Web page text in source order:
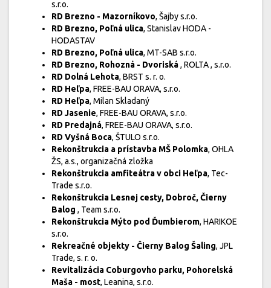
s.r.o.
RD Brezno - Mazorníkovo, Šajby s.r.o.
RD Brezno, Poľná ulica, Stanislav HODA -
HODASTAV
RD Brezno, Poľná ulica, MT-SAB s.r.o.
RD Brezno, Rohozná - Dvoriská, ROLTA , s.r.o.
RD Dolná Lehota, BRST s. r. o.
RD Heľpa, FREE-BAU ORAVA, s.r.o.
RD Heľpa, Milan Skladaný
RD Jasenie, FREE-BAU ORAVA, s.r.o.
RD Predajná, FREE-BAU ORAVA, s.r.o.
RD Vyšná Boca, ŠTULO s.r.o.
Rekonštrukcia a prístavba MŠ Polomka, OHLA
ŽS, a.s., organizačná zložka
Rekonštrukcia amfiteátra v obci Heľpa, Tec-
Trade s.r.o.
Rekonštrukcia Lesnej cesty, Dobroč, Čierny
Balog , Team s.r.o.
Rekonštrukcia Mýto pod Ďumbierom, HARIKOE
s.r.o.
Rekreačné objekty - Čierny Balog Šaling, JPL
Trade, s. r. o.
Revitalizácia Coburgovho parku, Pohorelská
Maša - most, Leanina, s.r.o.